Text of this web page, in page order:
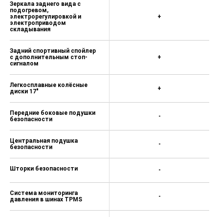
Зеркала заднего вида с
подогревом,
электрорегулировкой и
электроприводом
складывания
Задний спортивный спойлер
с дополнительным стоп-
сигналом
Легкосплавные колёсные
диски 17"
Передние боковые подушки
безопасности
Центральная подушка
безопасности
Шторки безопасности
Система мониторинга
давления в шинах TPMS
+
+
+
-
-
-
-